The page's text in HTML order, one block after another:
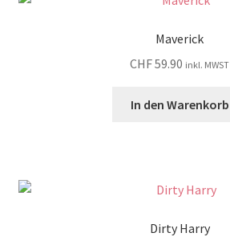
Maverick
CHF59.90 inkl. MWST
In den Warenkorb
Dirty Harry